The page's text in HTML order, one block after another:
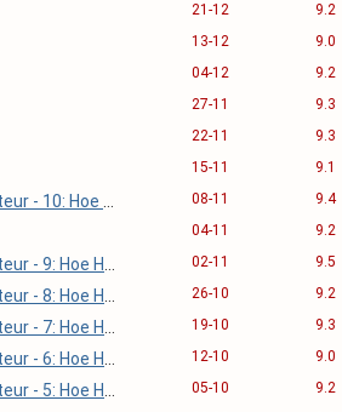
21-12 9.2
13-12 9.0
04-12 9.2
27-11 9.3
22-11 9.3
15-11 9.1
08-11 9.4
04-11 9.2
02-11 9.5
26-10 9.2
19-10 9.3
12-10 9.0
05-10 9.2